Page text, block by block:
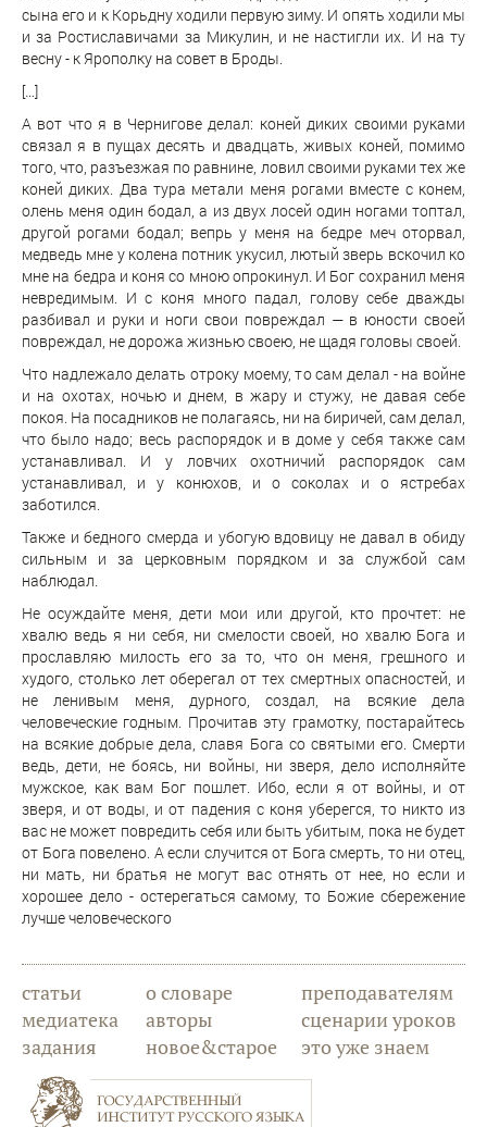
сына его и к Корьдну ходили первую зиму. И опять ходили мы
и за Ростиславичами за Микулин, и не настигли их. И на ту
весну - к Ярополку на совет в Броды.
[…]
А вот что я в Чернигове делал: коней диких своими руками
связал я в пущах десять и двадцать, живых коней, помимо
того, что, разъезжая по равнине, ловил своими руками тех же
коней диких. Два тура метали меня рогами вместе с конем,
олень меня один бодал, а из двух лосей один ногами топтал,
другой рогами бодал; вепрь у меня на бедре меч оторвал,
медведь мне у колена потник укусил, лютый зверь вскочил ко
мне на бедра и коня со мною опрокинул. И Бог сохранил меня
невредимым. И с коня много падал, голову себе дважды
разбивал и руки и ноги свои повреждал — в юности своей
повреждал, не дорожа жизнью своею, не щадя головы своей.
Что надлежало делать отроку моему, то сам делал - на войне
и на охотах, ночью и днем, в жару и стужу, не давая себе
покоя. На посадников не полагаясь, ни на биричей, сам делал,
что было надо; весь распорядок и в доме у себя также сам
устанавливал. И у ловчих охотничий распорядок сам
устанавливал, и у конюхов, и о соколах и о ястребах
заботился.
Также и бедного смерда и убогую вдовицу не давал в обиду
сильным и за церковным порядком и за службой сам
наблюдал.
Не осуждайте меня, дети мои или другой, кто прочтет: не
хвалю ведь я ни себя, ни смелости своей, но хвалю Бога и
прославляю милость его за то, что он меня, грешного и
худого, столько лет оберегал от тех смертных опасностей, и
не ленивым меня, дурного, создал, на всякие дела
человеческие годным. Прочитав эту грамотку, постарайтесь
на всякие добрые дела, славя Бога со святыми его. Смерти
ведь, дети, не боясь, ни войны, ни зверя, дело исполняйте
мужское, как вам Бог пошлет. Ибо, если я от войны, и от
зверя, и от воды, и от падения с коня уберегся, то никто из
вас не может повредить себя или быть убитым, пока не будет
от Бога повелено. А если случится от Бога смерть, то ни отец,
ни мать, ни братья не могут вас отнять от нее, но если и
хорошее дело - остерегаться самому, то Божие сбережение
лучше человеческого
статьи
медиатека
задания
о словаре
авторы
новое&старое
преподавателям
сценарии уроков
это уже знаем